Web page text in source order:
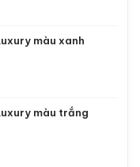
màu xanh
màu trắng